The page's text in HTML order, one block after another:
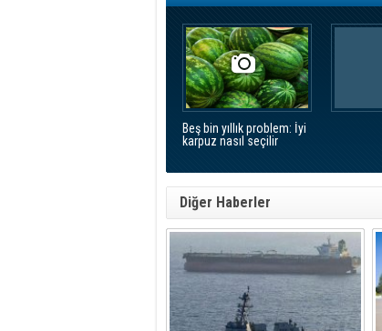
Beş bin yıllık problem: İyi
karpuz nasıl seçilir
Diğer Haberler